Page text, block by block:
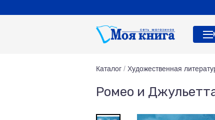
Каталог / Художественная
Ромео и